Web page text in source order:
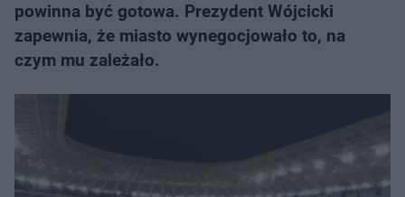
powinna być gotowa. Prezydent Wójcicki
zapewnia, że miasto wynegocjowało to, na
czym mu zależało.